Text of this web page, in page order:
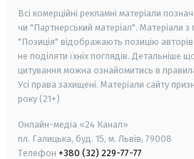
Всі комерційні рекламні матеріали
чи "Партнерський матеріал". Матеріали
"Позиція" відображають позицію
не поділяти їхніх поглядів. Детальніше
цитування можна ознайомитись в
Усі права захищені. Матеріали сайту
року (21+)
Онлайн-медіа «24 Канал»
пл. Галицька, буд. 15, м. Львів, 79008
Телефон +380 (32) 229-77-77